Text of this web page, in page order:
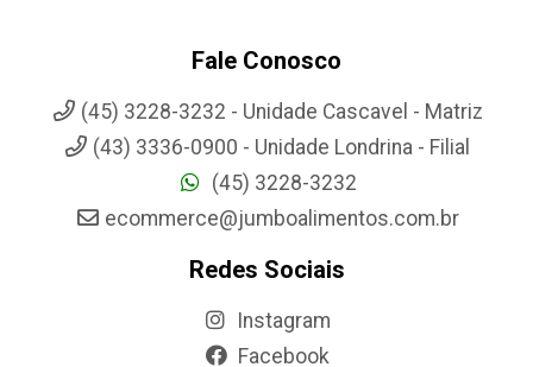
Fale Conosco
(45) 3228-3232 - Unidade Cascavel - Matriz
(43) 3336-0900 - Unidade Londrina - Filial
(45) 3228-3232
ecommerce@jumboalimentos.com.br
Redes Sociais
Instagram
Facebook